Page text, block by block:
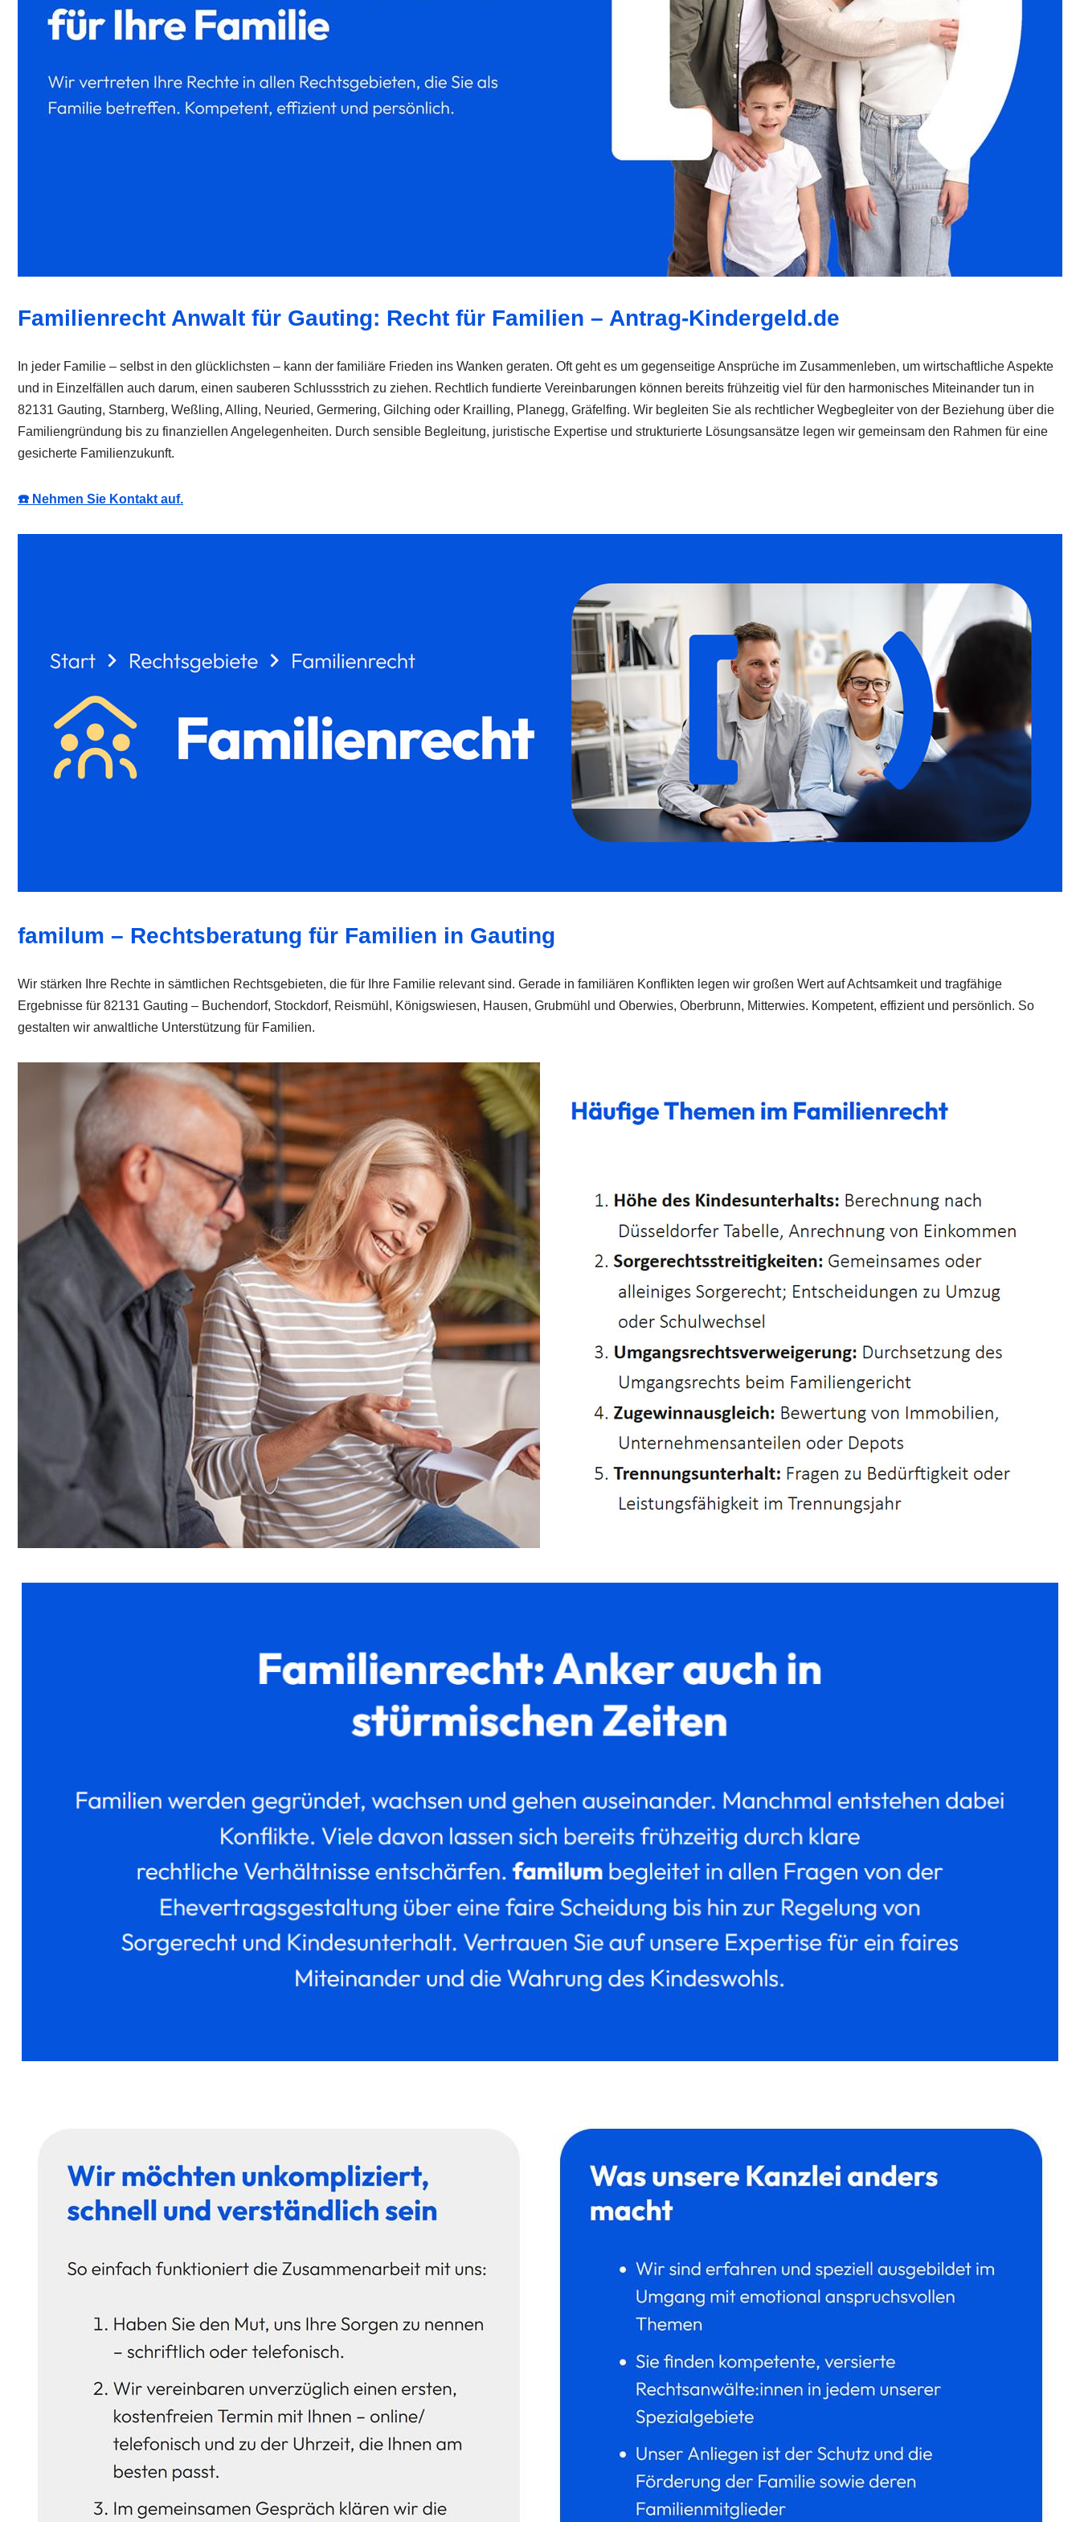
Familienrecht Anwalt für Gauting: Recht für Familien – Antrag-Kindergeld.de
In jeder Familie – selbst in den glücklichsten – kann der familiäre Frieden ins Wanken geraten. Oft geht es um gegenseitige Ansprüche im Zusammenleben, um wirtschaftliche Aspekte
und in Einzelfällen auch darum, einen sauberen Schlussstrich zu ziehen. Rechtlich fundierte Vereinbarungen können bereits frühzeitig viel für den harmonisches Miteinander tun in
82131 Gauting, Starnberg, Weßling, Alling, Neuried, Germering, Gilching oder Krailling, Planegg, Gräfelfing. Wir begleiten Sie als rechtlicher Wegbegleiter von der Beziehung über die
Familiengründung bis zu finanziellen Angelegenheiten. Durch sensible Begleitung, juristische Expertise und strukturierte Lösungsansätze legen wir gemeinsam den Rahmen für eine
gesicherte Familienzukunft.
☎️ Nehmen Sie Kontakt auf.
familum – Rechtsberatung für Familien in Gauting
Wir stärken Ihre Rechte in sämtlichen Rechtsgebieten, die für Ihre Familie relevant sind. Gerade in familiären Konflikten legen wir großen Wert auf Achtsamkeit und tragfähige
Ergebnisse für 82131 Gauting – Buchendorf, Stockdorf, Reismühl, Königswiesen, Hausen, Grubmühl und Oberwies, Oberbrunn, Mitterwies. Kompetent, effizient und persönlich. So
gestalten wir anwaltliche Unterstützung für Familien.